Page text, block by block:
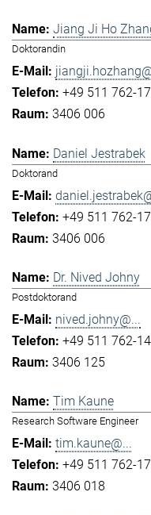
Jiang Ji Ho
Doktorandin
+49 511 762-
3406 006
Daniel Jestrabek
Doktorand
+49 511 762-
3406 006
Dr. Nived Johny
Postdoktorand
nived.johny@...
+49 511 762-
3406 125
Tim Kaune
Research Software Engineer
tim.kaune@...
+49 511 762-
3406 018